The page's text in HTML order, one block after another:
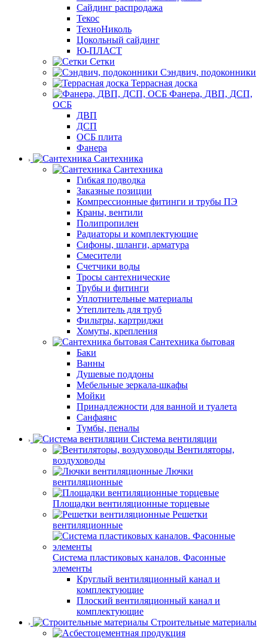
Сайдинг распродажа
Текос
ТехноНиколь
Цокольный сайдинг
Ю-ПЛАСТ
Сетки
Сэндвич, подоконники
Террасная доска
Фанера, ДВП, ДСП,
ОСБ
ДВП
ДСП
ОСБ плита
Фанера
Сантехника
Сантехника
Гибкая подводка
Заказные позиции
Компрессионные фитинги и трубы ПЭ
Краны, вентили
Полипропилен
Радиаторы и комплектующие
Сифоны, шланги, арматура
Смесители
Счетчики воды
Тросы сантехнические
Трубы и фитинги
Уплотнительные материалы
Утеплитель для труб
Фильтры, картриджи
Хомуты, крепления
Сантехника бытовая
Баки
Ванны
Душевые поддоны
Мебельные зеркала-шкафы
Мойки
Принадлежности для ванной и туалета
Санфаянс
Тумбы, пеналы
Система вентиляции
Вентиляторы,
воздуховоды
Лючки
вентиляционные
Площадки вентиляционные торцевые
Решетки
вентиляционные
Система пластиковых каналов. Фасонные
элементы
Круглый вентиляционный канал и
комплектующие
Плоский вентиляционный канал и
комплектующие
Строительные материалы